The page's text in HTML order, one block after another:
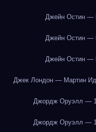
Джейн Остин —
Джейн Остин —
Джейн Остин —
Джек Лондон — Мартин
Джордж Оруэлл —
Джордж Оруэлл —